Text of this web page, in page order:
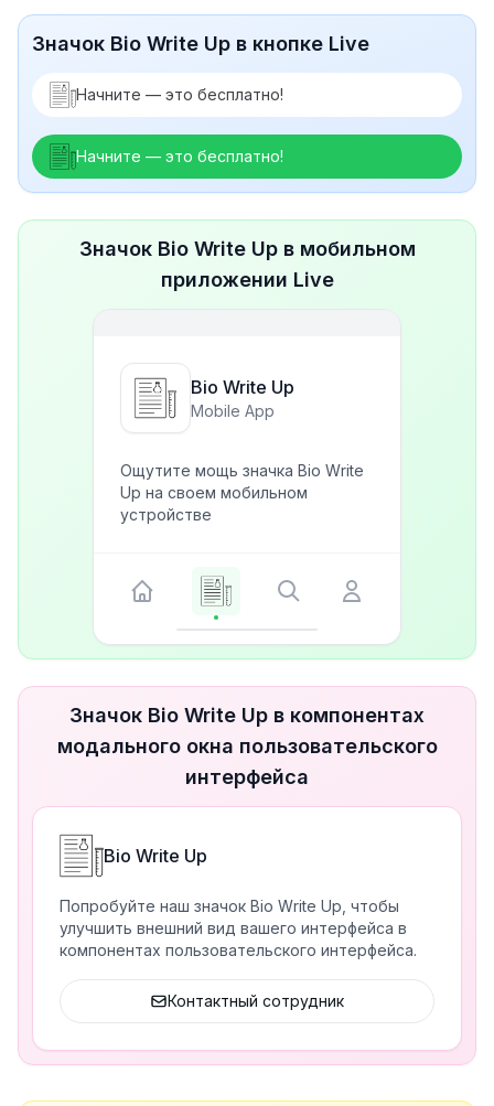
Значок Bio Write Up в кнопке Live
Начните — это бесплатно!
Начните — это бесплатно!
Значок Bio Write Up в мобильном
приложении Live
Bio Write Up
Mobile App
Ощутите мощь значка Bio Write
Up на своем мобильном
устройстве
Значок Bio Write Up в компонентах
модального окна пользовательского
интерфейса
Bio Write Up
Попробуйте наш значок Bio Write Up, чтобы
улучшить внешний вид вашего интерфейса в
компонентах пользовательского интерфейса.
Контактный сотрудник